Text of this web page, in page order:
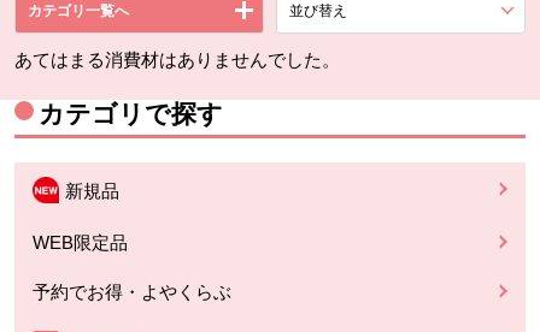
カテゴリ一覧へ 並び替え
あてはまる消費材はありませんでした。
カテゴリで探す
新規品
WEB限定品
予約でお得・よやくらぶ